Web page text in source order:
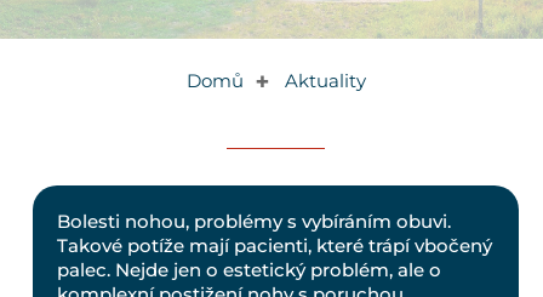
Domů ✚ Aktuality
Bolesti nohou, problémy s vybíráním obuvi.
Takové potíže mají pacienti, které trápí vbočený
palec. Nejde jen o estetický problém, ale o